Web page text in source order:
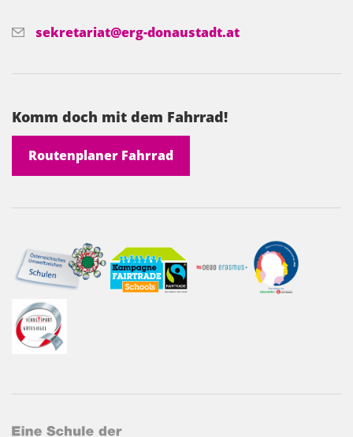
sekretariat@erg-donaustadt.at
Komm doch mit dem Fahrrad!
Routenplaner Fahrrad